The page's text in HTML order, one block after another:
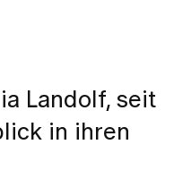
Landolf, seit
in ihren